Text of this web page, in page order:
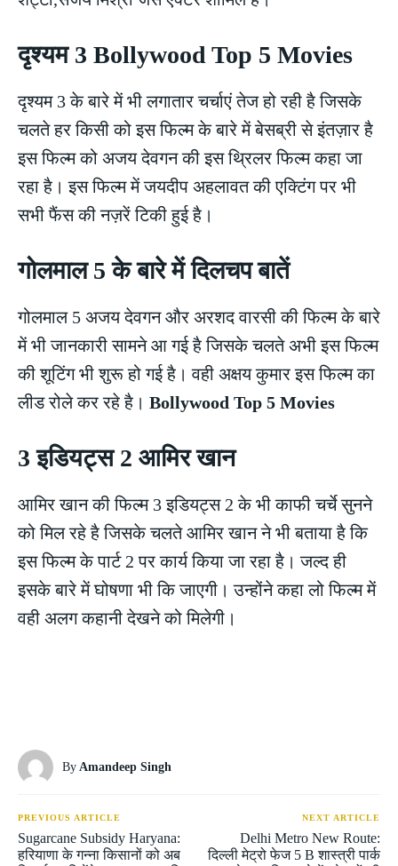
दृश्यम 3 Bollywood Top 5 Movies
दृश्यम 3 के बारे में भी लगातार चर्चाएं तेज हो रही है जिसके
चलते हर किसी को इस फिल्म के बारे में बेसब्री से इंतज़ार है
इस फिल्म को अजय देवगन की इस थ्रिलर फिल्म कहा जा
रहा है। इस फिल्म में जयदीप अहलावत की एक्टिंग पर भी
सभी फैंस की नज़रें टिकी हुई है।
गोलमाल 5 के बारे में दिलचप बातें
गोलमाल 5 अजय देवगन और अरशद वारसी की फिल्म के बारे
में भी जानकारी सामने आ गई है जिसके चलते अभी इस फिल्म
की शूटिंग भी शुरू हो गई है। वही अक्षय कुमार इस फिल्म का
लीड रोले कर रहे है। Bollywood Top 5 Movies
3 इडियट्स 2 आमिर खान
आमिर खान की फिल्म 3 इडियट्स 2 के भी काफी चर्चे सुनने
को मिल रहे है जिसके चलते आमिर खान ने भी बताया है कि
इस फिल्म के पार्ट 2 पर कार्य किया जा रहा है। जल्द ही
इसके बारे में घोषणा भी कि जाएगी। उन्होंने कहा लो फिल्म में
वही अलग कहानी देखने को मिलेगी।
By Amandeep Singh
PREVIOUS ARTICLE
Sugarcane Subsidy Haryana:
हरियाणा के गन्ना किसानों को अब
NEXT ARTICLE
Delhi Metro New Route:
दिल्ली मेट्रो फेज 5 B शास्त्री पार्क